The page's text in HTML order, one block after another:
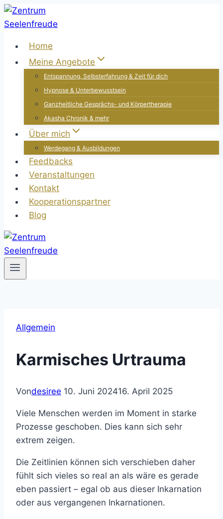
Zum
Inhalt
Home
Meine Angebote
Entspannung, Selbsterfahrung & Zeit für dich
Hypnose & Unterbewusstsein
Ganzheitliche Gesprächs- und Körpertherapie
Akasha Chronik & mehr
Über mich
Werdegang & Ausbildungen
Feedbacks
Veranstaltungen
Kontakt
Kooperationspartner
Blog
Allgemein
Karmisches Urtrauma
Vondesiree 10. Juni 202416. April 2025
Viele Menschen werden im Moment in starke
Prozesse geschoben. Dies kann sich sehr
extrem zeigen.
Die Zeitlinien können sich verschieben daher
fühlt sich vieles so real an als wäre es gerade
eben passiert – egal ob aus dieser Inkarnation
oder aus vergangenen Inkarnationen.